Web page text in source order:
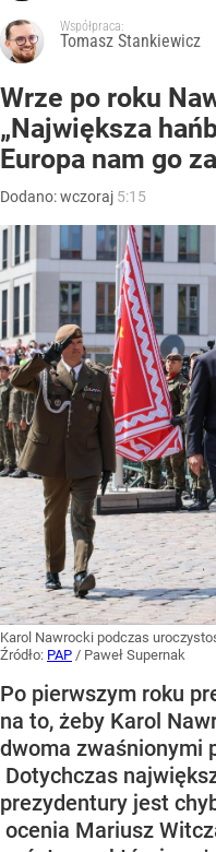
Współpraca:
Tomasz Stankiewicz
Wrze po roku
„Największa
Europa nam go
Dodano:wczoraj 5:15
Karol Nawrocki podczas
Źródło: PAP / Paweł Supernak
Po pierwszym roku
na to, żeby Karol
dwoma zwaśnionymi
Dotychczas
prezydentury jest
ocenia Mariusz